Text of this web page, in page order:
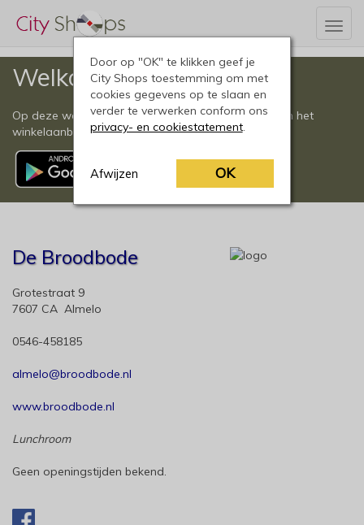
Welkom
Op deze website vindt u een compleet overzicht van het
winkelaanbod in Almelo en omgeving.
De Broodbode
Grotestraat 9
7607 CA Almelo
0546-458185
almelo@broodbode.nl
www.broodbode.nl
Lunchroom
Geen openingstijden bekend.
Door op "OK" te klikken geef je
City Shops toestemming om met
cookies gegevens op te slaan en
verder te verwerken conform ons
privacy- en cookiestatement.
Afwijzen OK